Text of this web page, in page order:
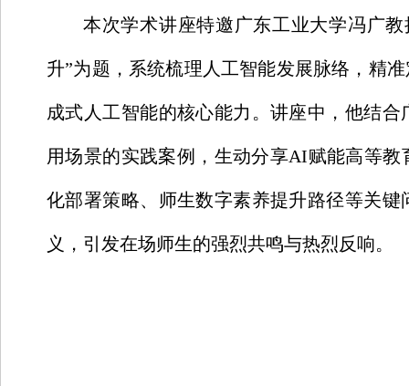
本次学术讲座特邀广东工业大学冯广
升”为题，系统梳理人工智能发展脉络，精
成式人工智能的核心能力。讲座中，他结
用场景的实践案例，生动分享AI赋能高等教
化部署策略、师生数字素养提升路径等关
义，引发在场师生的强烈共鸣与热烈反响。